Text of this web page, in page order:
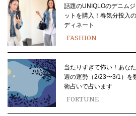
話題のUNIQLOのデニム
ットを購入！春気分投入
ディネート
FASHION
当たりすぎて怖い！あな
週の運勢（2/23〜3/1）を
術占いで占います
FORTUNE